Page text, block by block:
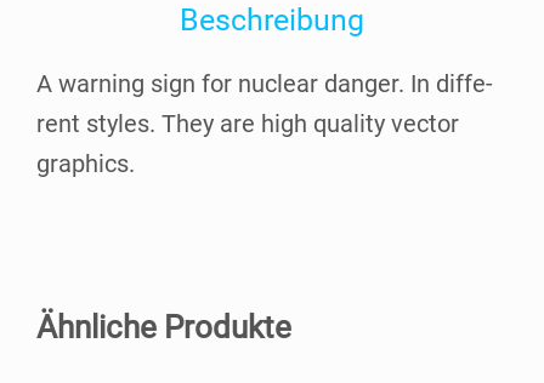
Beschreibung
A war­ning sign for nuclear dan­ger. In dif­fe­
rent styl­es. They are high qua­li­ty vec­tor
graphics.
Ähnliche Produkte